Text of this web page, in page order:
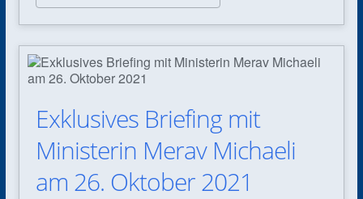
Exklusives Briefing mit
Ministerin Merav Michaeli
am 26. Oktober 2021